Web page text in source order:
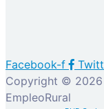
Facebook-f
Copyright © 2026
EmpleoRural